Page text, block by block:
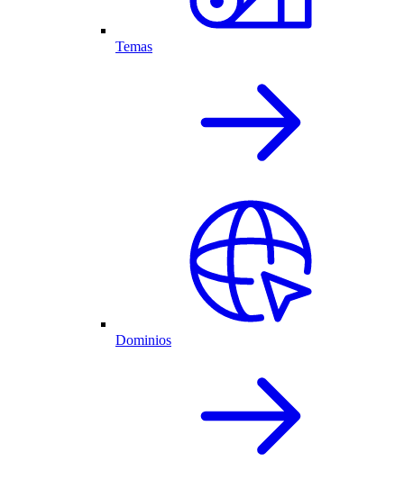
Temas
Dominios